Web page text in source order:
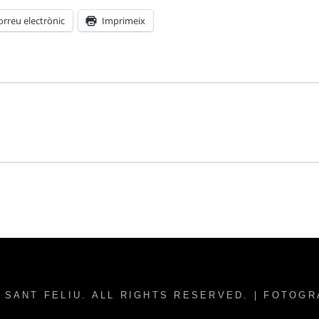
electrònic Imprimeix
SANT FELIU . ALL RIGHTS RESERVED. |